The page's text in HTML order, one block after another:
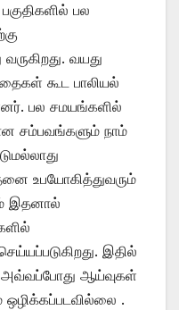
பல
வயது
கூட பாலியல்
பல சமயங்களில்
சம்பவங்களும் நாம்
உபயோகித்துவரும்
இதனால்
இதில்
அவ்வப்போது ஆய்வுகள்
ஒழிக்கப்படவில்லை .